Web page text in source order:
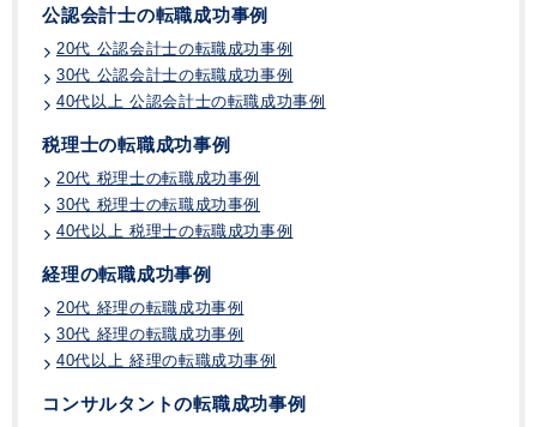
公認会計士の転職成功事例
20代 公認会計士の転職成功事例
30代 公認会計士の転職成功事例
40代以上 公認会計士の転職成功事例
税理士の転職成功事例
20代 税理士の転職成功事例
30代 税理士の転職成功事例
40代以上 税理士の転職成功事例
経理の転職成功事例
20代 経理の転職成功事例
30代 経理の転職成功事例
40代以上 経理の転職成功事例
コンサルタントの転職成功事例